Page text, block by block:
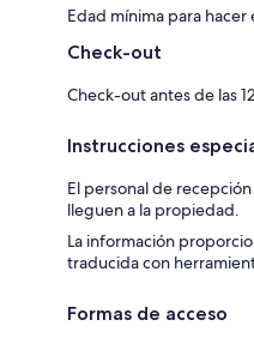
Edad mínima para hacer
Check-out
Check-out antes de las
Instrucciones
El personal de
lleguen a la propiedad.
La información
traducida con
Formas de acceso